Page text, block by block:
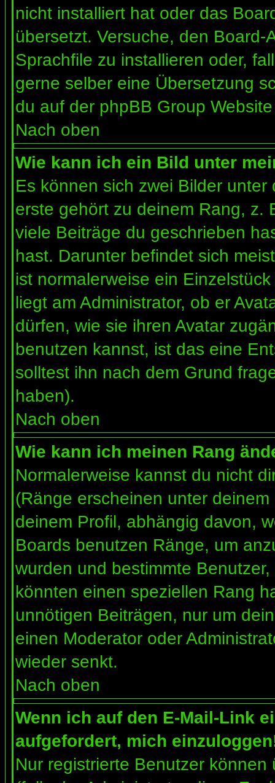
nicht installiert hat oder das
übersetzt. Versuche, den
Sprachfile zu installieren oder,
gerne selber eine Übersetzung
du auf der phpBB Group
Nach oben
Wie kann ich ein Bild unter
Es können sich zwei Bilder
erste gehört zu deinem Rang, z.
viele Beiträge du geschrieben
hast. Darunter befindet sich
ist normalerweise ein
liegt am Administrator, ob er
dürfen, wie sie ihren Avatar
benutzen kannst, ist das eine
solltest ihn nach dem Grund
haben).
Nach oben
Wie kann ich meinen Rang
Normalerweise kannst du nicht
(Ränge erscheinen unter
deinem Profil, abhängig davon,
Boards benutzen Ränge, um
wurden und bestimmte
könnten einen speziellen Rang
unnötigen Beiträgen, nur um
einen Moderator oder
wieder senkt.
Nach oben
Wenn ich auf den E-Mail-Link
aufgefordert, mich
Nur registrierte Benutzer